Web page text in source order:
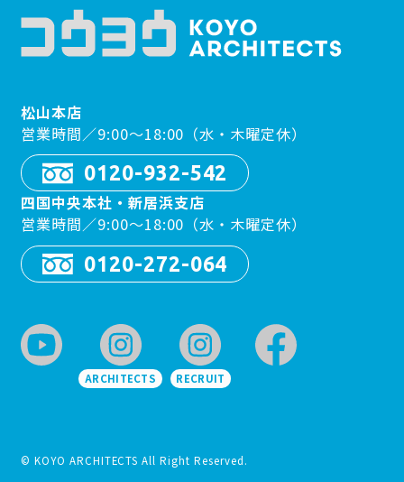
松山本店
営業時間／9:00〜18:00（水・木曜定休）
0120-932-542
四国中央本社・新居浜支店
営業時間／9:00〜18:00（水・木曜定休）
0120-272-064
ARCHITECTS RECRUIT
© KOYO ARCHITECTS All Right Reserved.